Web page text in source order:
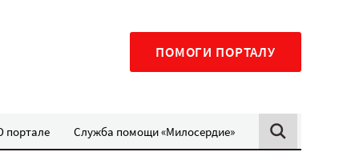
ПОМОГИ ПОРТАЛУ
портале Служба помощи «Милосердие»